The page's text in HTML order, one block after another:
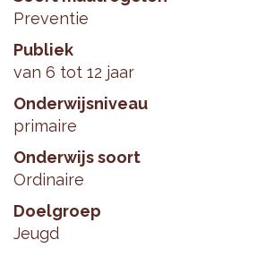
Preventie
Publiek
van 6 tot 12 jaar
Onderwijsniveau
primaire
Onderwijs soort
Ordinaire
Doelgroep
Jeugd